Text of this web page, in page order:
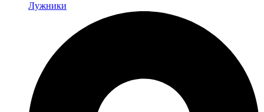
Лужники